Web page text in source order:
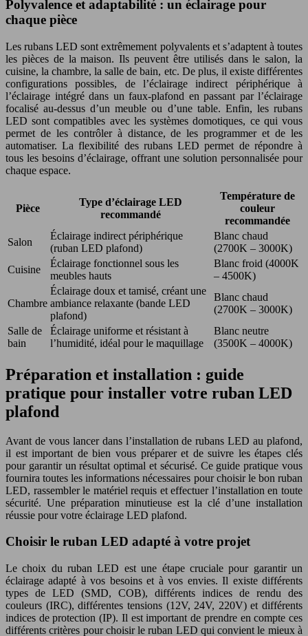
Polyvalence et adaptabilité : un éclairage pour
chaque pièce
Les rubans LED sont extrêmement polyvalents et s’adaptent à toutes
les pièces de la maison. Ils peuvent être utilisés dans le salon, la
cuisine, la chambre, la salle de bain, etc. De plus, il existe différentes
configurations possibles, de l’éclairage indirect périphérique à
l’éclairage intégré dans un faux-plafond en passant par l’éclairage
focalisé au-dessus d’un meuble ou d’une table. Enfin, les rubans
LED sont compatibles avec les systèmes domotiques, ce qui vous
permet de les contrôler à distance, de les programmer et de les
automatiser. La flexibilité des rubans LED permet de répondre à
tous les besoins d’éclairage, offrant une solution personnalisée pour
chaque espace.
Pièce
Type d’éclairage LED
recommandé
Température de
couleur
recommandée
Salon
Éclairage indirect périphérique
(ruban LED plafond)
Blanc chaud
(2700K – 3000K)
Cuisine
Éclairage fonctionnel sous les
meubles hauts
Blanc froid (4000K
– 4500K)
Chambre
Éclairage doux et tamisé, créant une
ambiance relaxante (bande LED
plafond)
Blanc chaud
(2700K – 3000K)
Salle de
bain
Éclairage uniforme et résistant à
l’humidité, idéal pour le maquillage
Blanc neutre
(3500K – 4000K)
Préparation et installation : guide
pratique pour installer votre ruban LED
plafond
Avant de vous lancer dans l’installation de rubans LED au plafond,
il est important de bien vous préparer et de suivre les étapes clés
pour garantir un résultat optimal et sécurisé. Ce guide pratique vous
fournira toutes les informations nécessaires pour choisir le bon ruban
LED, rassembler le matériel requis et effectuer l’installation en toute
sécurité. Une préparation minutieuse est la clé d’une installation
réussie pour votre éclairage LED plafond.
Choisir le ruban LED adapté à votre projet
Le choix du ruban LED est une étape cruciale pour garantir un
éclairage adapté à vos besoins et à vos envies. Il existe différents
types de LED (SMD, COB), différents indices de rendu des
couleurs (IRC), différentes tensions (12V, 24V, 220V) et différents
indices de protection (IP). Il est important de prendre en compte ces
différents critères pour choisir le ruban LED qui convient le mieux à